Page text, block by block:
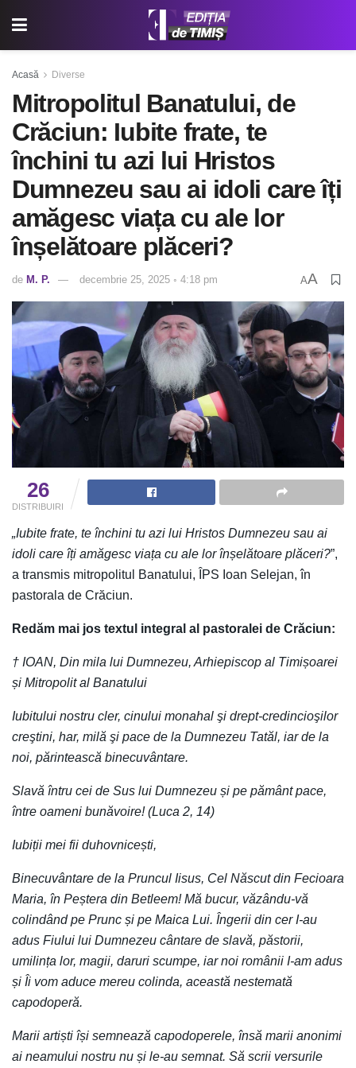
Acasă Diverse
Mitropolitul Banatului, de
Crăciun: Iubite frate, te
închini tu azi lui Hristos
Dumnezeu sau ai idoli care îți
amăgesc viața cu ale lor
înșelătoare plăceri?
de M. P. decembrie 25, 2025 ◦ 4:18 pm AA
26
DISTRIBUIRI
„Iubite frate, te închini tu azi lui Hristos Dumnezeu sau ai
idoli care îți amăgesc viața cu ale lor înșelătoare plăceri?”,
a transmis mitropolitul Banatului, ÎPS Ioan Selejan, în
pastorala de Crăciun.
Redăm mai jos textul integral al pastoralei de Crăciun:
† IOAN, Din mila lui Dumnezeu, Arhiepiscop al Timișoarei
și Mitropolit al Banatului
Iubitului nostru cler, cinului monahal şi drept-credincioşilor
creştini, har, milă şi pace de la Dumnezeu Tatăl, iar de la
noi, părintească binecuvântare.
Slavă întru cei de Sus lui Dumnezeu și pe pământ pace,
între oameni bunăvoire! (Luca 2, 14)
Iubiții mei fii duhovnicești,
Binecuvântare de la Pruncul Iisus, Cel Născut din Fecioara
Maria, în Peștera din Betleem! Mă bucur, văzându-vă
colindând pe Prunc și pe Maica Lui. Îngerii din cer I-au
adus Fiului lui Dumnezeu cântare de slavă, păstorii,
umilința lor, magii, daruri scumpe, iar noi românii I-am adus
și Îi vom aduce mereu colinda, această nestemată
capodoperă.
Marii artiști își semnează capodoperele, însă marii anonimi
ai neamului nostru nu și le-au semnat. Să scrii versurile